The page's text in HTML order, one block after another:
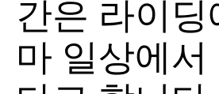
간은 라이
마 일상에